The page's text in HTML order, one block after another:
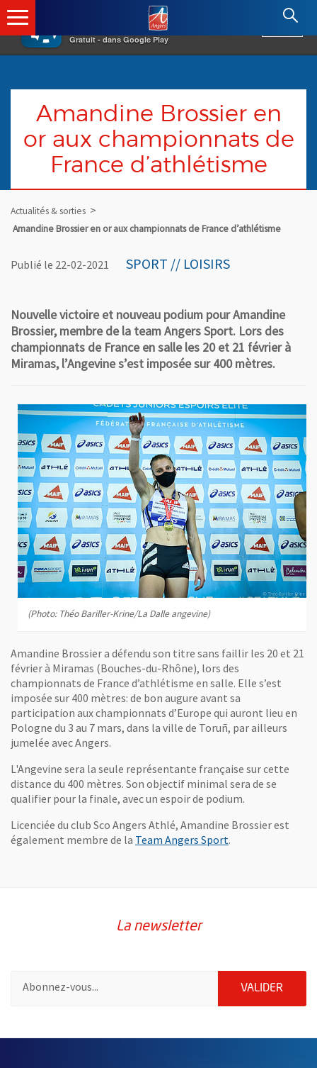
×
Gratuit - dans Google Play
Angers.fr : Retour à l'accueil
Amandine Brossier en
or aux championnats de
France d’athlétisme
Actualités & sorties
Amandine Brossier en or aux championnats de France d’athlétisme
Publié le 22-02-2021 SPORT // LOISIRS
Nouvelle victoire et nouveau podium pour Amandine
Brossier, membre de la team Angers Sport. Lors des
championnats de France en salle les 20 et 21 février à
Miramas, l’Angevine s’est imposée sur 400 mètres.
(Photo: Théo Bariller-Krine/La Dalle angevine)
Amandine Brossier a défendu son titre sans faillir les 20 et 21
février à Miramas (Bouches-du-Rhône), lors des
championnats de France d’athlétisme en salle. Elle s’est
imposée sur 400 mètres: de bon augure avant sa
participation aux championnats d’Europe qui auront lieu en
Pologne du 3 au 7 mars, dans la ville de Toruñ, par ailleurs
jumelée avec Angers.
L'Angevine sera la seule représentante française sur cette
distance du 400 mètres. Son objectif minimal sera de se
qualifier pour la finale, avec un espoir de podium.
Licenciée du club Sco Angers Athlé, Amandine Brossier est
également membre de la Team Angers Sport.
La newsletter
VALIDER